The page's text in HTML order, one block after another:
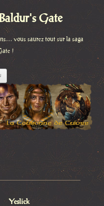
Gate
vous saurez tout sur la saga
!
contenu
Yeslick